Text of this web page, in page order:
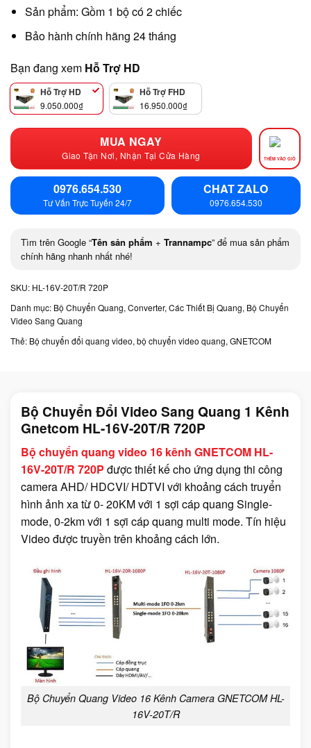
Sản phẩm: Gồm 1 bộ có 2 chiếc
Bảo hành chính hãng 24 tháng
Bạn đang xem Hỗ Trợ HD
Hỗ Trợ HD
9.050.000₫
Hỗ Trợ FHD
16.950.000₫
MUA NGAY
Giao Tận Nơi, Nhận Tại Cửa Hàng THÊM VÀO GIỎ
0976.654.530
Tư Vấn Trực Tuyến 24/7
CHAT ZALO
0976.654.530
Tìm trên Google “Tên sản phẩm + Trannampc” để mua sản phẩm
chính hãng nhanh nhất nhé!
SKU: HL-16V-20T/R 720P
Danh mục: Bộ Chuyển Quang, Converter, Các Thiết Bị Quang, Bộ Chuyển
Video Sang Quang
Thẻ: Bộ chuyển đổi quang video, bộ chuyển video quang, GNETCOM
Bộ Chuyển Đổi Video Sang Quang 1 Kênh
Gnetcom HL-16V-20T/R 720P
Bộ chuyển quang video 16 kênh GNETCOM HL-
16V-20T/R 720P được thiết kế cho ứng dụng thi công
camera AHD/ HDCVI/ HDTVI với khoảng cách truyển
hình ảnh xa từ 0- 20KM với 1 sợi cáp quang Single-
mode, 0-2km với 1 sợi cáp quang multi mode. Tín hiệu
Video được truyền trên khoảng cách lớn.
Bộ Chuyển Quang Video 16 Kênh Camera GNETCOM HL-
16V-20T/R